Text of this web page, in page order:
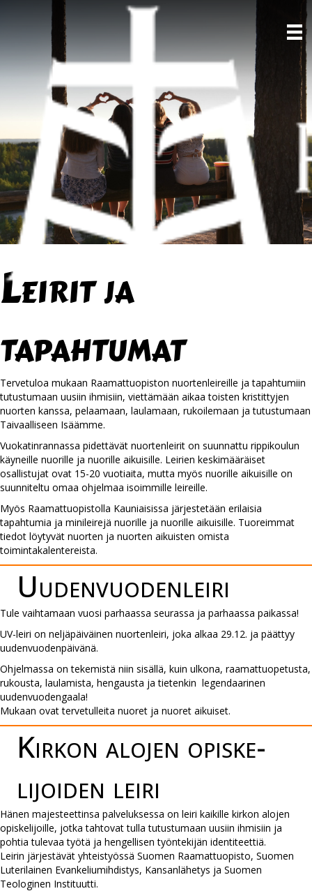
Leirit ja
tapahtumat
Tervetuloa mukaan Raamattuopiston nuortenleireille ja tapahtumiin
tutustumaan uusiin ihmisiin, viettämään aikaa toisten kristittyjen
nuorten kanssa, pelaamaan, laulamaan, rukoilemaan ja tutustumaan
Taivaalliseen Isäämme.
Vuokatinrannassa pidettävät nuortenleirit on suunnattu rippikoulun
käyneille nuorille ja nuorille aikuisille. Leirien keskimääräiset
osallistujat ovat 15-20 vuotiaita, mutta myös nuorille aikuisille on
suunniteltu omaa ohjelmaa isoimmille leireille.
Myös Raamattuopistolla Kauniaisissa järjestetään erilaisia
tapahtumia ja minileirejä nuorille ja nuorille aikuisille. Tuoreimmat
tiedot löytyvät nuorten ja nuorten aikuisten omista
toimintakalentereista.
Uuden­vuoden­leiri
Tule vaihtamaan vuosi parhaassa seurassa ja parhaassa paikassa!
UV-leiri on neljäpäiväinen nuortenleiri, joka alkaa 29.12. ja päättyy
uudenvuodenpäivänä.
Ohjelmassa on tekemistä niin sisällä, kuin ulkona, raamattuopetusta,
rukousta, laulamista, hengausta ja tietenkin legendaarinen
uudenvuodengaala!
Mukaan ovat tervetulleita nuoret ja nuoret aikuiset.
Kirkon alojen opiske­
lijoiden leiri
Hänen majesteettinsa palveluksessa on leiri kaikille kirkon alojen
opiskelijoille, jotka tahtovat tulla tutustumaan uusiin ihmisiin ja
pohtia tulevaa työtä ja hengellisen työntekijän identiteettiä.
Leirin järjestävät yhteistyössä Suomen Raamattuopisto, Suomen
Luterilainen Evankeliumihdistys, Kansanlähetys ja Suomen
Teologinen Instituutti.